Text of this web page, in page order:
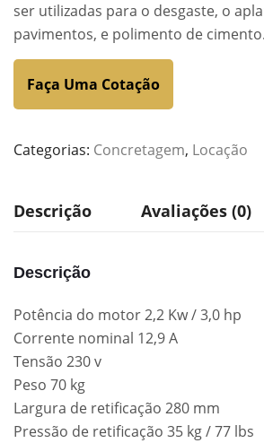
ser utilizadas para o desgaste, o
pavimentos, e polimento de cimento.
Faça Uma Cotação
Categorias: Concretagem, Locação
Descrição Avaliações (0)
Descrição
Potência do motor 2,2 Kw / 3,0 hp
Corrente nominal 12,9 A
Tensão 230 v
Peso 70 kg
Largura de retificação 280 mm
Pressão de retificação 35 kg / 77 lbs